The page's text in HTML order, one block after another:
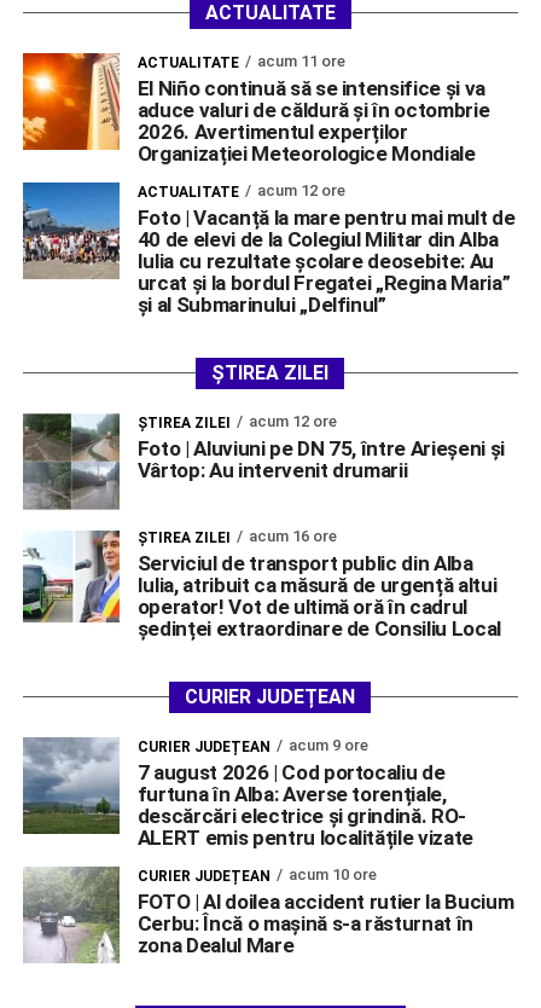
ACTUALITATE
ACTUALITATE acum 11 ore
El Niño continuă să se intensifice și va
aduce valuri de căldură și în octombrie
2026. Avertimentul experților
Organizației Meteorologice Mondiale
ACTUALITATE acum 12 ore
Foto | Vacanță la mare pentru mai mult de
40 de elevi de la Colegiul Militar din Alba
Iulia cu rezultate școlare deosebite: Au
urcat și la bordul Fregatei „Regina Maria”
și al Submarinului „Delfinul”
ȘTIREA ZILEI
ŞTIREA ZILEI acum 12 ore
Foto | Aluviuni pe DN 75, între Arieșeni și
Vârtop: Au intervenit drumarii
ŞTIREA ZILEI acum 16 ore
Serviciul de transport public din Alba
Iulia, atribuit ca măsură de urgență altui
operator! Vot de ultimă oră în cadrul
ședinței extraordinare de Consiliu Local
CURIER JUDEȚEAN
CURIER JUDEȚEAN acum 9 ore
7 august 2026 | Cod portocaliu de
furtuna în Alba: Averse torențiale,
descărcări electrice și grindină. RO-
ALERT emis pentru localitățile vizate
CURIER JUDEȚEAN acum 10 ore
FOTO | Al doilea accident rutier la Bucium
Cerbu: Încă o mașină s-a răsturnat în
zona Dealul Mare